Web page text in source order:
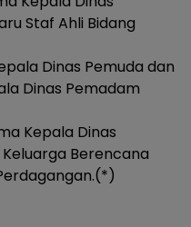
Staf Ahli Bidang
Dinas Pemuda dan
Dinas Pemadam
Kepala Dinas
Berencana